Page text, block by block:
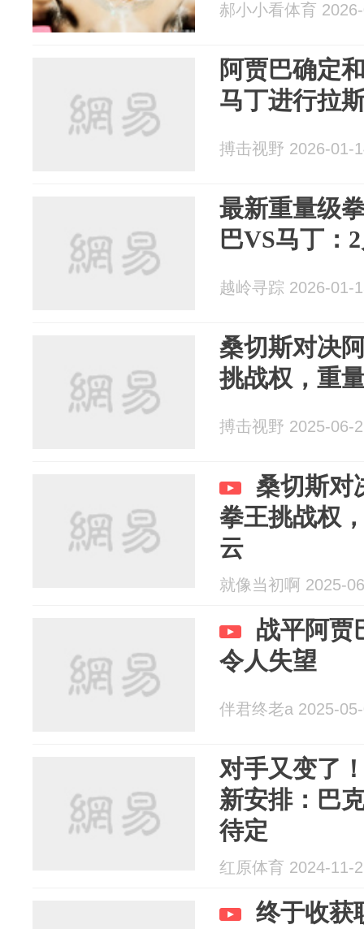
郝小小看体育
阿贾巴确定
马丁进行拉
搏击视野 2026-01-
最新重量级
巴VS马丁：
越岭寻踪 2026-01-
桑切斯对决
挑战权，重
搏击视野 2025-06-
桑切斯对
拳王挑战权
云
就像当初啊 2025-
战平阿贾
令人失望
伴君终老a 2025-
对手又变了
新安排：巴
待定
红原体育 2024-11-
终于收获